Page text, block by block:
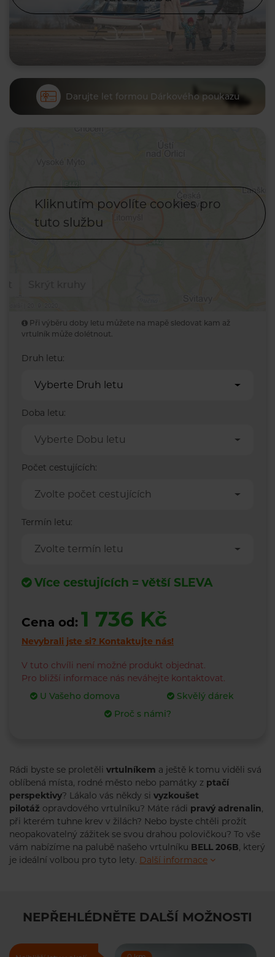
Darujte let formou Dárkového poukazu
Kliknutím povolíte cookies pro
tuto službu
Při výběru doby letu můžete na mapě sledovat kam až
vrtulník může dolétnout.
Druh letu:
Vyberte Druh letu
Doba letu:
Vyberte Dobu letu
Počet cestujících:
Zvolte počet cestujících
Termín letu:
Zvolte termín letu
Více cestujících = větší SLEVA
Cena od: 1 736 Kč
Nevybrali jste si? Kontaktujte nás!
V tuto chvíli není možné produkt objednat.
Pro bližší informace nás neváhejte kontaktovat.
U Vašeho domova
Skvělý dárek
Proč s námi?
Rádi byste se proletěli vrtulníkem a ještě k tomu viděli svá
oblíbená místa, rodné město nebo památky z ptačí
perspektivy? Lákalo vás někdy si vyzkoušet
pilotáž opravdového vrtulníku? Máte rádi pravý adrenalin,
při kterém tuhne krev v žilách? Nebo byste chtěli prožít
neopakovatelný zážitek se svou drahou polovičkou? To vše
vám nabízíme na palubě našeho vrtulníku BELL 206B, který
je ideální volbou pro tyto lety. Další informace
NEPŘEHLÉDNĚTE DALŠÍ MOŽNOSTI